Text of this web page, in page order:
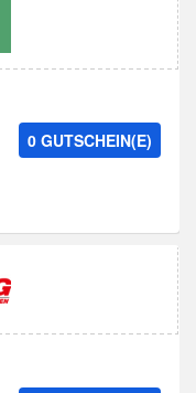
0 GUTSCHEIN(E)